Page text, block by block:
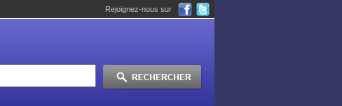
Rejoignez-nous sur